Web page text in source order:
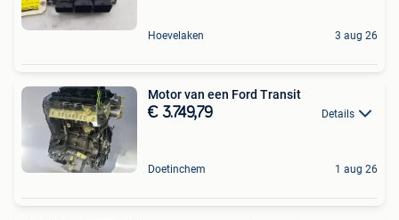
Hoevelaken 3 aug 26
Motor van een Ford Transit
€ 3.749,79 Details
Doetinchem 1 aug 26